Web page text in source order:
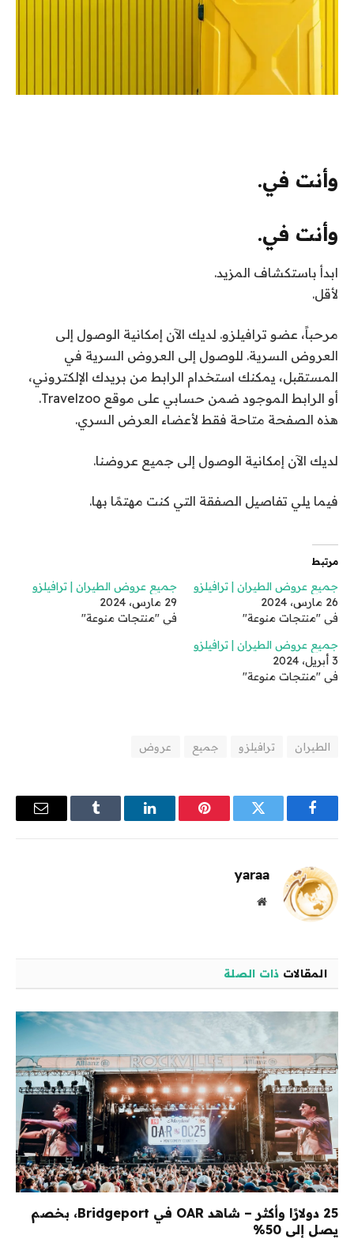
وأنت في.
وأنت في.
ابدأ باستكشاف المزيد.
لأقل.
مرحباً، عضو ترافيلزو. لديك الآن إمكانية الوصول إلى
العروض السرية. للوصول إلى العروض السرية في
المستقبل، يمكنك استخدام الرابط من بريدك الإلكتروني،
أو الرابط الموجود ضمن حسابي على موقع Travelzoo.
هذه الصفحة متاحة فقط لأعضاء العرض السري.
لديك الآن إمكانية الوصول إلى جميع عروضنا.
فيما يلي تفاصيل الصفقة التي كنت مهتمًا بها.
مرتبط
جميع عروض الطيران | ترافيلزو
26 مارس، 2024
في "منتجات منوعة"
جميع عروض الطيران | ترافيلزو
29 مارس، 2024
في "منتجات منوعة"
جميع عروض الطيران | ترافيلزو
3 أبريل، 2024
في "منتجات منوعة"
الطيران ترافيلزو جميع عروض
فيسبوك تويتر بينتيريستلينكدإن Tumblr
البريد
yaraa
موقع
المقالات ذات الصلة
25 دولارًا وأكثر – شاهد OAR في Bridgeport، بخصم
يصل إلى 50%